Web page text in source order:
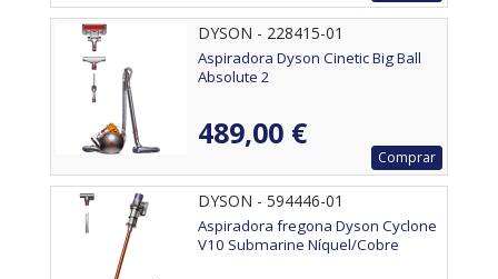
DYSON - 228415-01
Aspiradora Dyson Cinetic Big Ball
Absolute 2
489,00 €
Comprar
DYSON - 594446-01
Aspiradora fregona Dyson Cyclone
V10 Submarine Níquel/Cobre